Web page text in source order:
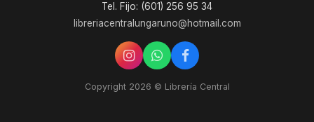
Tel. Fijo: (601) 256 95 34
libreriacentralungaruno@hotmail.com
Copyright 2026 © Librería Central